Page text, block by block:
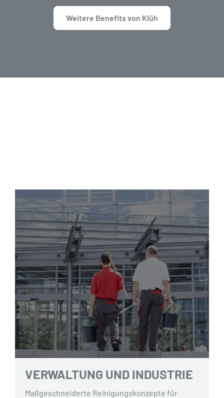
Weitere Benefits von Klüh
VERWALTUNG UND INDUSTRIE
Maßgeschneiderte Reinigungskonzepte für